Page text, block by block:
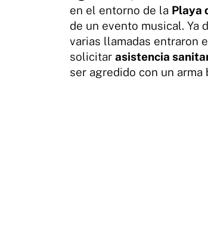
en el entorno de la Playa
de un evento musical. Ya
varias llamadas entraron
solicitar asistencia
ser agredido con un arma